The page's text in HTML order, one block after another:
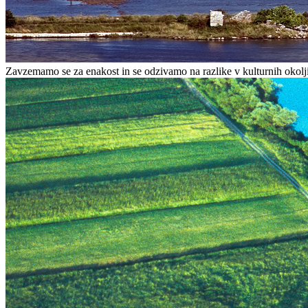
Zavzemamo se za enakost in se odzivamo na razlike v kulturnih